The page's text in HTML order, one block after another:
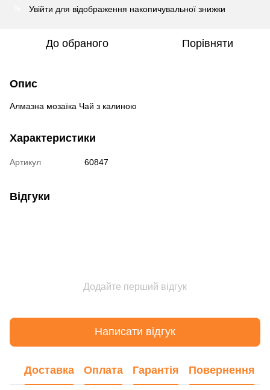
Увійти для відображення накопичувальної знижки
До обраного Порівняти
Опис
Алмазна мозаїка Чай з калиною
Характеристики
Артикул 60847
Відгуки
Додайте перший відгук
Написати відгук
Доставка Оплата Гарантія Повернення